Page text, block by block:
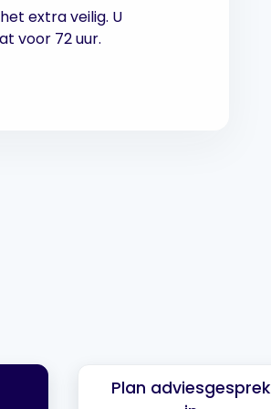
extra veilig. U
voor 72 uur.
Plan adviesgesprek